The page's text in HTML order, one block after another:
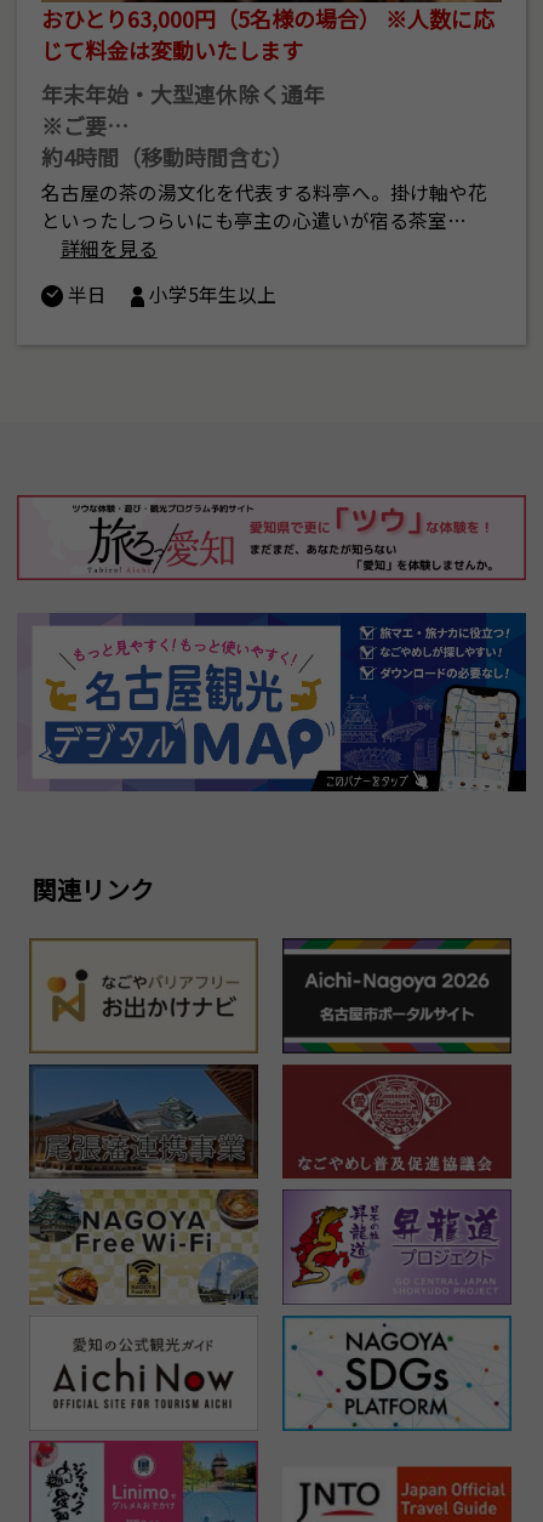
おひとり63,000円（5名様の場合） ※人数に応
じて料金は変動いたします
年末年始・大型連休除く通年
※ご要…
約4時間（移動時間含む）
名古屋の茶の湯文化を代表する料亭へ。掛け軸や花
といったしつらいにも亭主の心遣いが宿る茶室…
詳細を見る
半日
小学5年生以上
関連リンク